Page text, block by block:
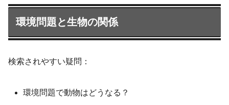
環境問題と生物の関係
検索されやすい疑問：
環境問題で動物はどうなる？